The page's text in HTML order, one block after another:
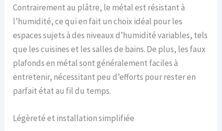
Contrairement au plâtre, le métal est résistant à
l’humidité, ce qui en fait un choix idéal pour les
espaces sujets à des niveaux d’humidité variables, tels
que les cuisines et les salles de bains. De plus, les faux
plafonds en métal sont généralement faciles à
entretenir, nécessitant peu d’efforts pour rester en
parfait état au fil du temps.
Légèreté et installation simplifiée